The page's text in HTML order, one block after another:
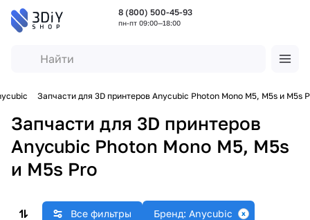
8 (800) 500-45-93
пн-пт 09:00—18:00
Запчасти для 3D принтеров Anycubic Photon Mono M5, M5s и M5s
Запчасти для 3D принтеров
Anycubic Photon Mono M5, M5s
и M5s Pro
Все фильтры Бренд: Anycubic